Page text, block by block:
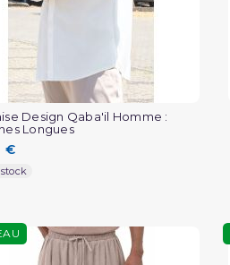
Design Qaba'il Homme :
Longues
€